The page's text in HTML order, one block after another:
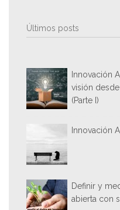
Últimos posts
Innovación
visión
(Parte I)
Innovación
Definir y
abierta con